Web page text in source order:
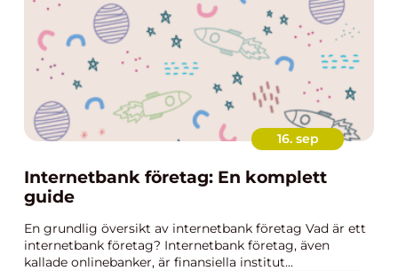
16. sep
Internetbank företag: En komplett
guide
En grundlig översikt av internetbank företag Vad är ett
internetbank företag? Internetbank företag, även
kallade onlinebanker, är finansiella institut...